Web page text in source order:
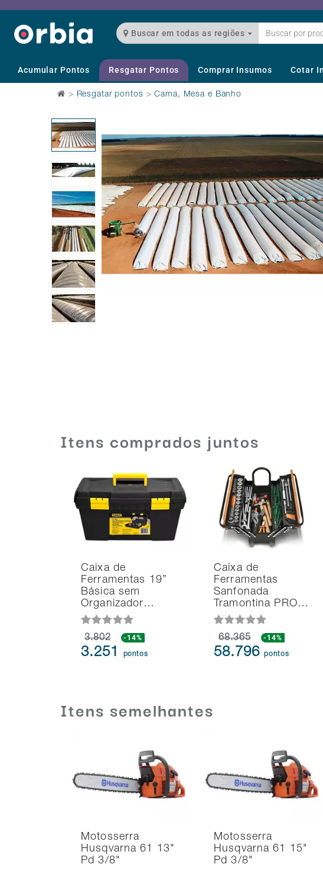
Buscar em todas as regiões
Acumular Pontos Resgatar Pontos Comprar Insumos Cotar
> Resgatar pontos >Cama, Mesa e Banho
Itens comprados juntos
Caixa de
Ferramentas 19”
Básica sem
Organizador…
3.802 -14%
3.251 pontos
Caixa de
Ferramentas
Sanfonada
Tramontina PRO…
68.365 -14%
58.796pontos
Itens semelhantes
Motosserra
Husqvarna 61 13"
Pd 3/8"
Motosserra
Husqvarna 61 15"
Pd 3/8"